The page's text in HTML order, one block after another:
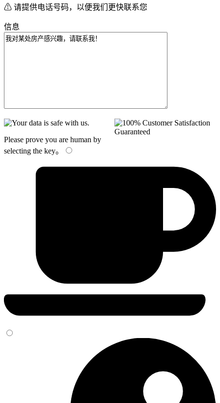
⚠ 请提供电话号码，以便我们更快联系您
信息
Please prove you are human by
selecting the key。